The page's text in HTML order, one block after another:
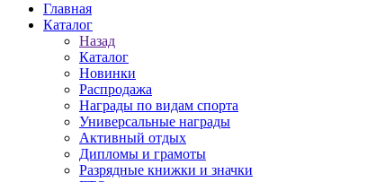
Главная
Каталог
Назад
Каталог
Новинки
Распродажа
Награды по видам спорта
Универсальные награды
Активный отдых
Дипломы и грамоты
Разрядные книжки и значки